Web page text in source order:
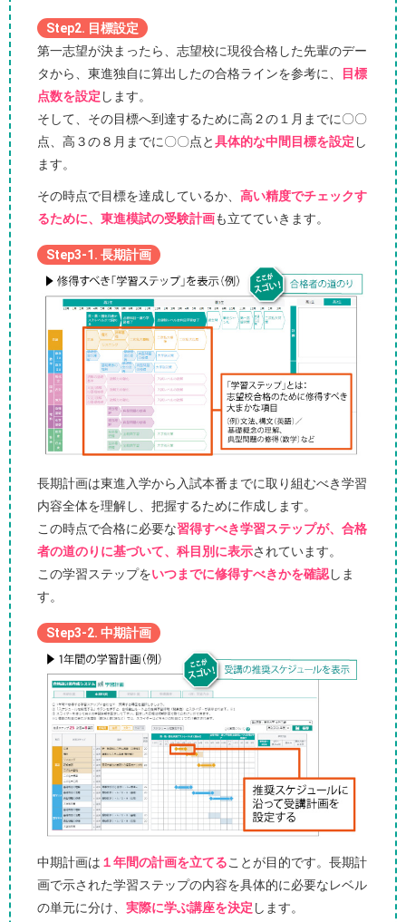
Step2. 目標設定
第一志望が決まったら、志望校に現役合格した先輩のデー
タから、東進独自に算出したの合格ラインを参考に、
目標
点数を設定 します。
そして、その目標へ到達するために高２の１月までに〇〇
点、高３の８月までに〇〇点と具体的な中間目標を設定 し
ます。
その時点で目標を達成しているか、 高い精度でチェックす
るために、東進模試の受験計画も立てていきます。
Step3-1. 長期計画
長期計画は東進入学から入試本番までに取り組むべき学習
内容全体を理解し、把握するために作成します。
この時点で合格に必要な習得すべき学習ステップが、合格
者の道のりに基づいて、科目別に表示されています。
この学習ステップをいつまでに修得すべきかを確認しま
す。
Step3-2. 中期計画
中期計画は １年間の計画を立てることが目的です。長期計
画で示された学習ステップの内容を具体的に必要なレベル
の単元に分け、 実際に学ぶ講座を決定 します。